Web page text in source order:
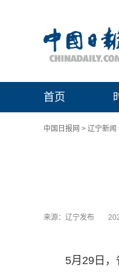
首页
中国日报网 > 辽宁新闻
来源：辽宁发布
5月29日